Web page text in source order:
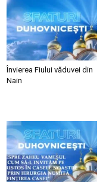
Învierea Fiului văduvei din
Nain